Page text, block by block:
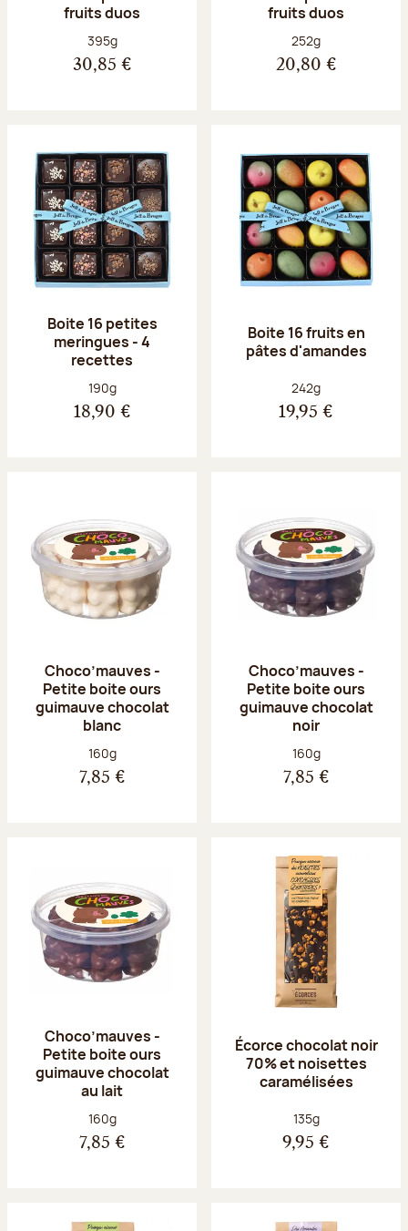
fruits duos
Poids net :
395g
30,85 €
fruits duos
Poids net :
252g
20,80 €
Boite 16 petites
meringues - 4
recettes
Poids net :
190g
18,90 €
Boite 16 fruits en
pâtes d'amandes
Poids net :
242g
19,95 €
Choco’mauves -
Petite boite ours
guimauve chocolat
blanc
Poids net :
160g
7,85 €
Choco’mauves -
Petite boite ours
guimauve chocolat
noir
Poids net :
160g
7,85 €
Choco’mauves -
Petite boite ours
guimauve chocolat
au lait
Poids net :
160g
7,85 €
Écorce chocolat noir
70% et noisettes
caramélisées
Poids net :
135g
9,95 €